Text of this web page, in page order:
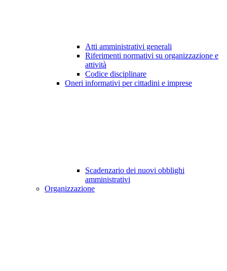
Atti amministrativi generali
Riferimenti normativi su organizzazione e
attività
Codice disciplinare
Oneri informativi per cittadini e imprese
Scadenzario dei nuovi obblighi
amministrativi
Organizzazione